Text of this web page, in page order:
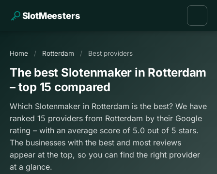
SlotMeesters
Home / Rotterdam / Best providers
The best Slotenmaker in Rotterdam
– top 15 compared
Which Slotenmaker in Rotterdam is the best? We have
ranked 15 providers from Rotterdam by their Google
rating – with an average score of 5.0 out of 5 stars.
The businesses with the best and most reviews
appear at the top, so you can find the right provider
at a glance.